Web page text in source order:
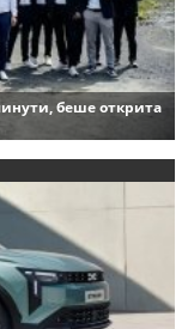
беше открита